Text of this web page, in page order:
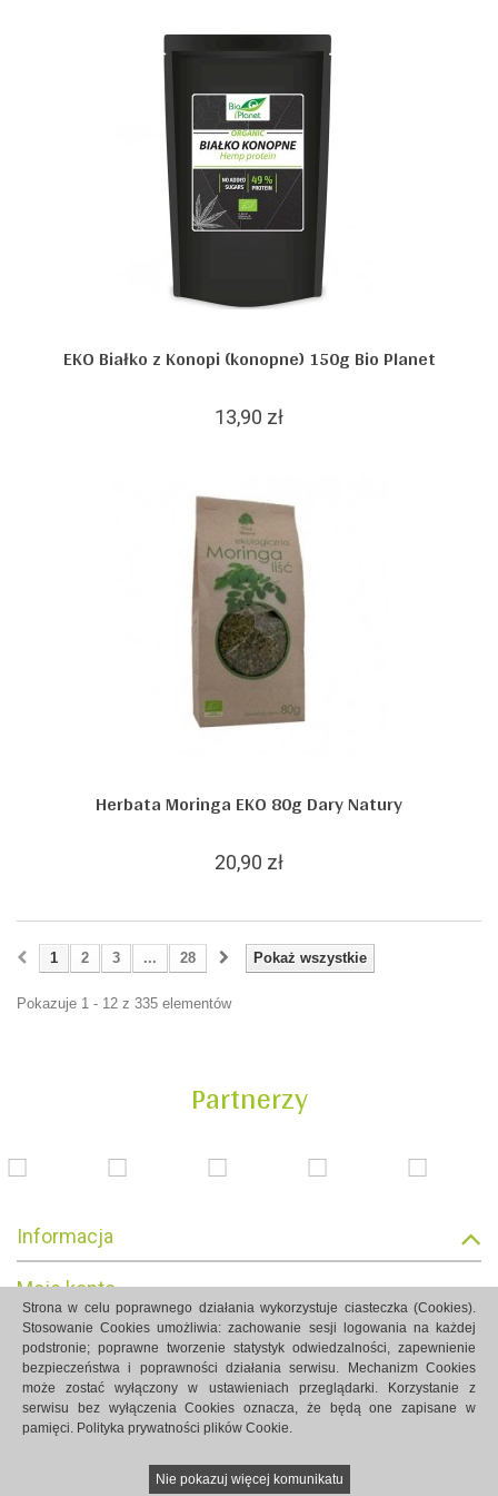
Strona w celu poprawnego działania wykorzystuje ciasteczka (Cookies).
Stosowanie Cookies umożliwia: zachowanie sesji logowania na każdej
podstronie; poprawne tworzenie statystyk odwiedzalności, zapewnienie
bezpieczeństwa i poprawności działania serwisu. Mechanizm Cookies
może zostać wyłączony w ustawieniach przeglądarki. Korzystanie z
serwisu bez wyłączenia Cookies oznacza, że będą one zapisane w
pamięci. Polityka prywatności plików Cookie.
Nie pokazuj więcej komunikatu
EKO Białko z Konopi (konopne) 150g Bio Planet
13,90 zł
Herbata Moringa EKO 80g Dary Natury
20,90 zł
Pokaż wszystkie
1 2 3 ... 28
Pokazuje 1 - 12 z 335 elementów
Partnerzy
Informacja
Strony internetowe Białystok created by Rutcom
Moje konto
Informacja o sklepie